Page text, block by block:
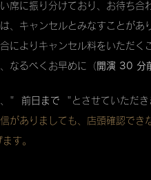
席に振り分けており、お待ち合
、キャンセルとみなすことがあ
によりキャンセル料をいただく
なるべくお早めに（ 開演 30 分
、" 前日まで "とさせていただき
がありましても、店頭確認でき
す。